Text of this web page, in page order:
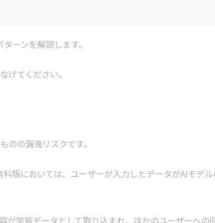
ーンを解説します。
げてください。
のの漏洩リスクです。
版においては、ユーザーが入力したデータがAIモデ
が学習データとして取り込まれ、ほかのユーザーへの